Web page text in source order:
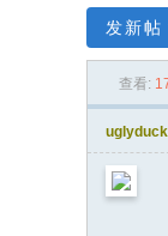
同
|
同
社
发新帖
查看: